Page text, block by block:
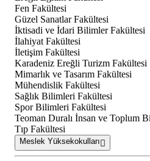
Fen Fakültesi
Güzel Sanatlar Fakültesi
İktisadi ve İdari Bilimler Fakültesi
İlahiyat Fakültesi
İletişim Fakültesi
Karadeniz Ereğli Turizm Fakültesi
Mimarlık ve Tasarım Fakültesi
Mühendislik Fakültesi
Sağlık Bilimleri Fakültesi
Spor Bilimleri Fakültesi
Teoman Duralı İnsan ve Toplum
Tıp Fakültesi
Meslek Yüksekokulları